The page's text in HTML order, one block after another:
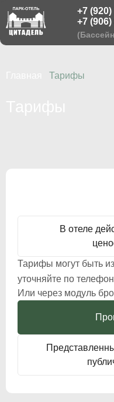
+7
+7
Меню
Мероприятия
Беседки
ОБРАТНЫЙ
Тарифы
В отеле
Тарифы могут быть
уточняйте по
Или через модуль